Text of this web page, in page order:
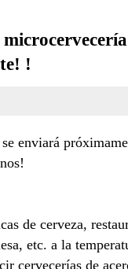
!
enviará
de cerveza,
etc. a la
cervecerías de